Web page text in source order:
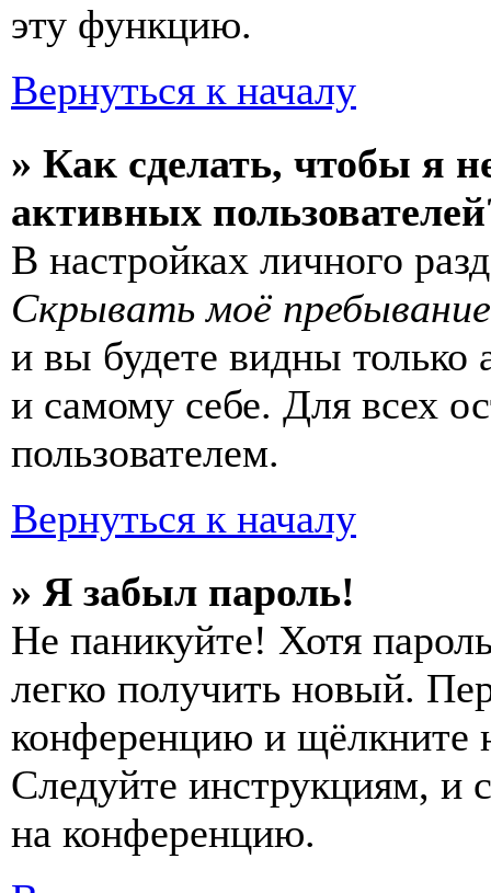
эту функцию.
Вернуться к началу
» Как сделать, чтобы я
активных
В настройках личного
Скрывать моё
и вы будете видны только
и самому себе. Для всех
пользователем.
Вернуться к началу
» Я забыл пароль!
Не паникуйте! Хотя
легко получить новый.
конференцию и щёлкните
Следуйте инструкциям, и
на конференцию.